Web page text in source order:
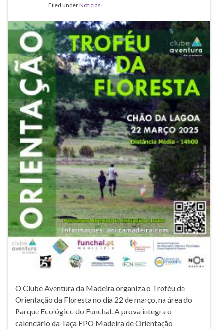
Filed underNoticias
O Clube Aventura da Madeira organiza o Troféu de
Orientação da Floresta no dia 22 de março, na área do
Parque Ecológico do Funchal. A prova integra o
calendário da Taça FPO Madeira de Orientação